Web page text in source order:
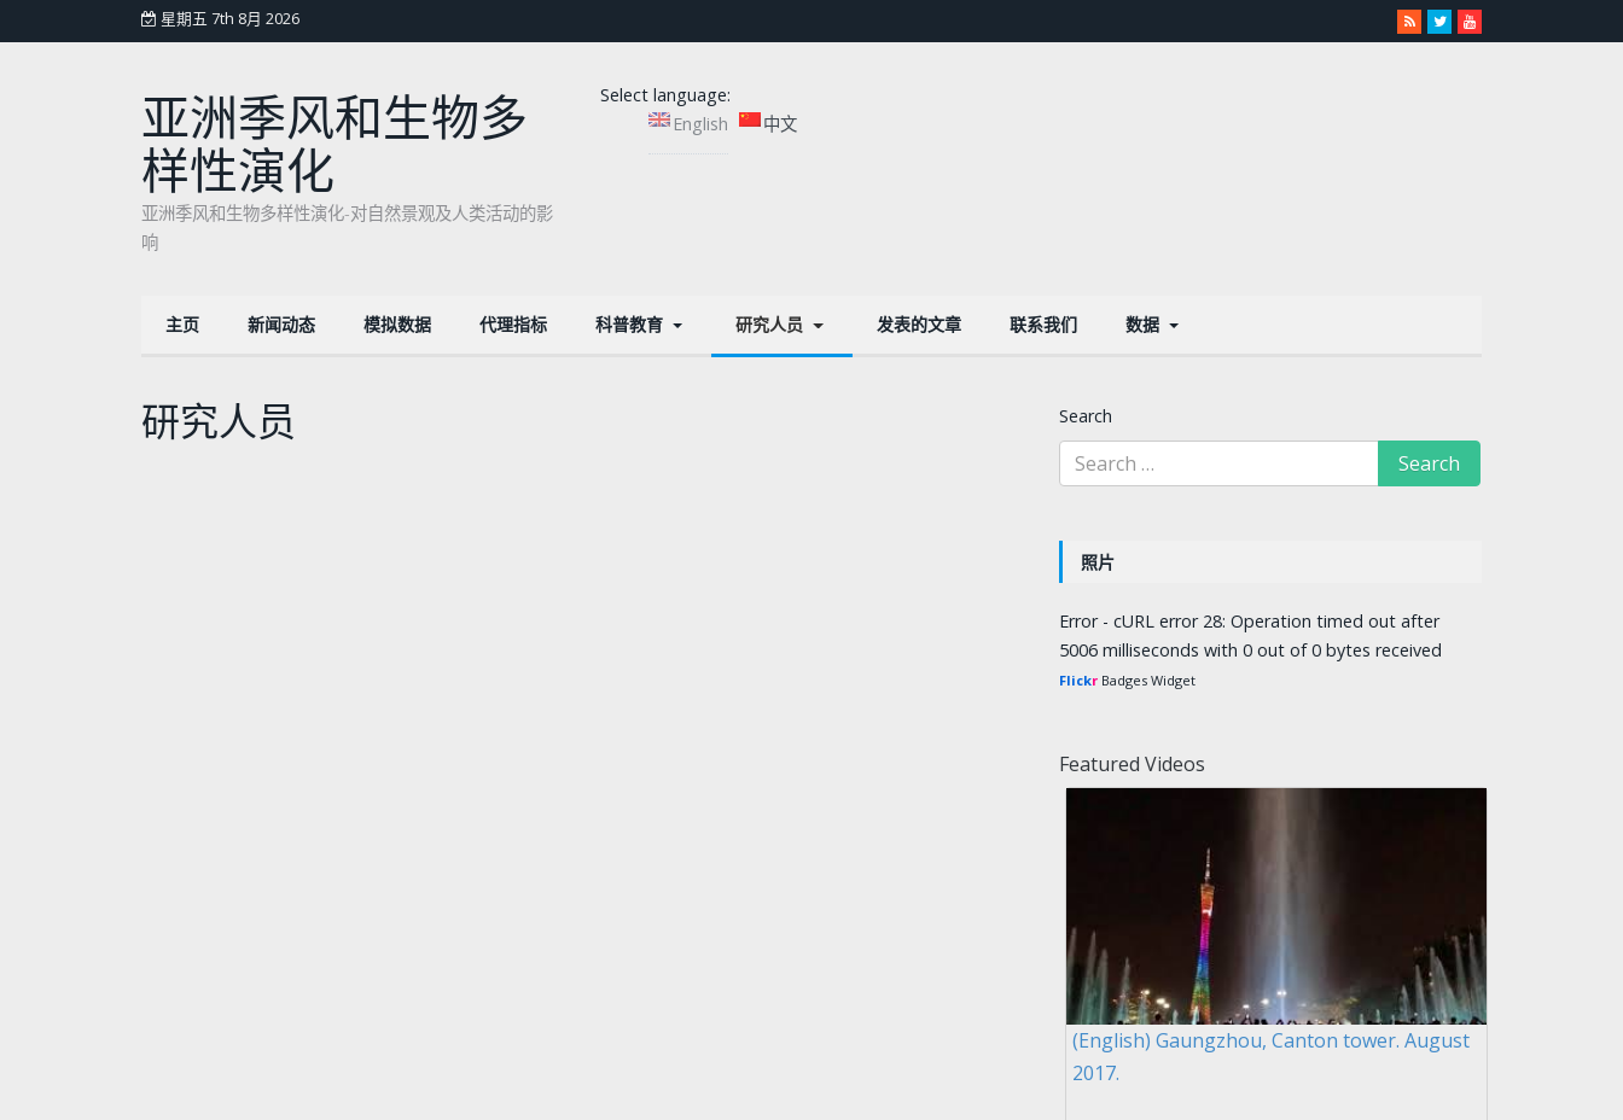
星期五 7th 8月 2026
亚洲季风和生物多
样性演化
亚洲季风和生物多样性演化-对自然景观及人类活动的影
响
Select language:
English
中文
主页 新闻动态 模拟数据 代理指标 科普教育 研究人员 发表的文章 联系我们 数据
研究人员 Search
照片
Error - cURL error 28: Operation timed out after
5006 milliseconds with 0 out of 0 bytes received
Flickr Badges Widget
Featured Videos
(English) Gaungzhou, Canton tower. August
2017.